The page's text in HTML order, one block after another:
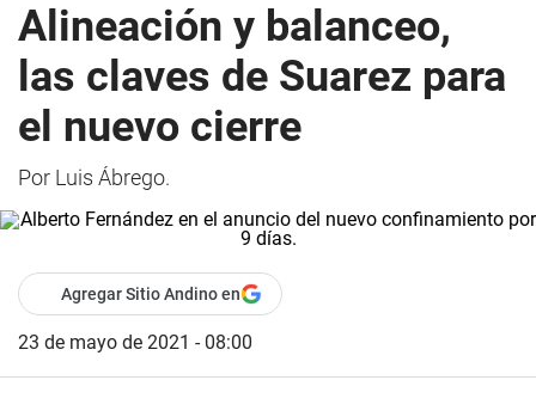
Alineación y balanceo,
las claves de Suarez para
el nuevo cierre
Por Luis Ábrego.
Agregar Sitio Andino en
23 de mayo de 2021 - 08:00